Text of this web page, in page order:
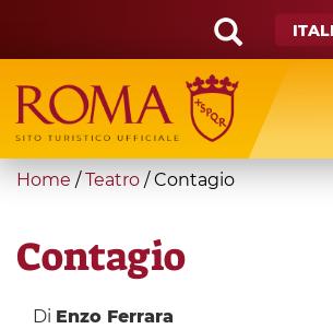
main
content
Search
form
Cerca
You
here
Home / Teatro /Contagio
Contagio
Di Enzo Ferrara